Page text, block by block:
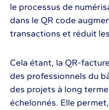
le processus de
dans le QR code
transactions et réduit
Cela étant, la QR-
des professionnels du
des projets à long
échelonnés. Elle